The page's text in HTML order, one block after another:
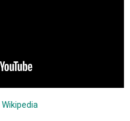
Wikipedia